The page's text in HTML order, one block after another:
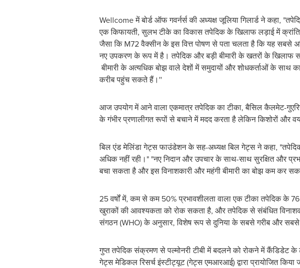
Wellcome में बोर्ड ऑफ गवर्नर्स की अध्यक्ष जूलिया गिलार्ड ने कहा,
एक किफायती, सुलभ टीके का विकास तपेदिक के खिलाफ लड़ाई में
जैसा कि M72 वैक्सीन के इस वित्त पोषण से पता चलता है कि यह सबसे
नए उपकरण के रूप में है। तपेदिक और बड़ी बीमारी के खतरों के खिलाफ
बीमारी के अत्यधिक बोझ वाले देशों में समुदायों और शोधकर्ताओं के
करीब पहुंच सकते हैं।''
आज उपयोग में आने वाला एकमात्र तपेदिक का टीका, बैसिल कैलमेट-
के गंभीर प्रणालीगत रूपों से बचाने में मदद करता है लेकिन किशोरों और
बिल एंड मेलिंडा गेट्स फाउंडेशन के सह-अध्यक्ष बिल गेट्स ने कहा,
अधिक नहीं रही।" "नए निदान और उपचार के साथ-साथ सुरक्षित और
बचा सकता है और इस विनाशकारी और महंगी बीमारी का बोझ कम कर
25 वर्षों में, कम से कम 50% प्रभावशीलता वाला एक टीका तपेदिक के
खुराकों की आवश्यकता को रोक सकता है, और तपेदिक से संबंधित
संगठन (WHO) के अनुसार, विशेष रूप से दुनिया के सबसे गरीब और सबसे
गुप्त तपेदिक संक्रमण से पल्मोनरी टीबी में बदलने को रोकने में कैंडिडेट
गेट्स मेडिकल रिसर्च इंस्टीट्यूट (गेट्स एमआरआई) द्वारा प्रायोजित